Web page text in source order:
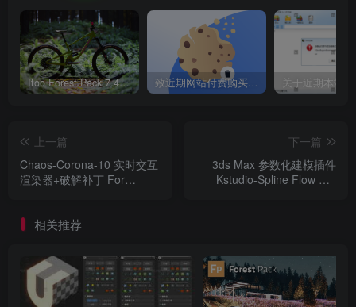
Gen on Surface 节点种子值不会影响“face”选项位置。
如果启用了实例并使用了 Multimtl，则简单形状材质 ID
无法在 Arnold 中正常工作。
具有整数的随机节点从未达到最大值。
当使用加载缓存节点时，显示的粒子计数可以为零。
如果参数/对象发生变化，对象参数节点不会更新模拟。
如果没有粒子，种子节点将不起作用。
Itoo Forest Pack 7.4.20 森林插件 For 3DSMAX 2014 ~ 2023 汉化永久版 致近期网站付费购买资源及会员用户后，网页显示依然没有购买解决方法！
上一篇
Chaos-Corona-10 实时交互
渲染器+破解补丁 For
下一篇
3ds Max 参数化建模插件
Kstudio-Spline Flow Pro
相关推荐